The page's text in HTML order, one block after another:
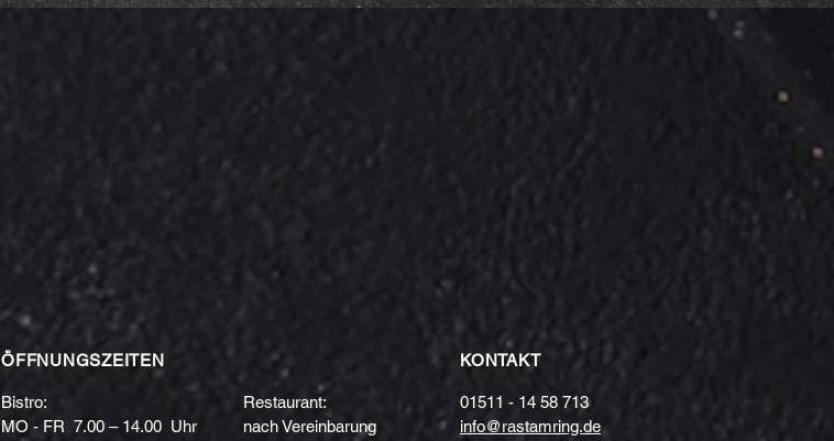
ÖFFNUNGSZEITEN
Bistro:
MO - FR 7.00 – 14.00 Uhr
KONTAKT
Restaurant:
nach Vereinbarung
01511 - 14 58 713
info@rastamring.de